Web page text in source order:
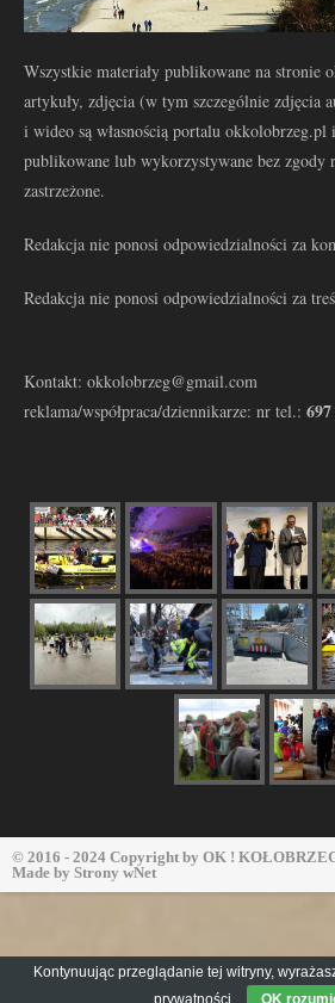
Wszystkie materiały publikowane na stronie
artykuły, zdjęcia (w tym szczególnie zdjęcia
i wideo są własnością portalu okkolobrzeg.pl
publikowane lub wykorzystywane bez zgody
zastrzeżone.
Redakcja nie ponosi odpowiedzialności za
Redakcja nie ponosi odpowiedzialności za
Kontakt: okkolobrzeg@gmail.com
reklama/współpraca/dziennikarze: nr tel.:
© 2016 - 2024 Copyright by OK !
Made by Strony wNet
Kontynuując przeglądanie tej witryny,
prywatności
OK